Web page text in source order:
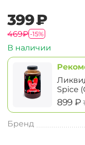
‍399‍₽
‍469‍₽-15%
В наличии
Spice
‍899‍ ₽
Бренд